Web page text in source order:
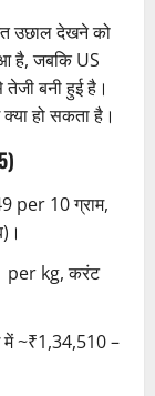
उछाल देखने को
है, जबकि US
बनी हुई है।
हो सकता है।
per 10 ग्राम,
per kg, करंट
में ~₹1,34,510 –